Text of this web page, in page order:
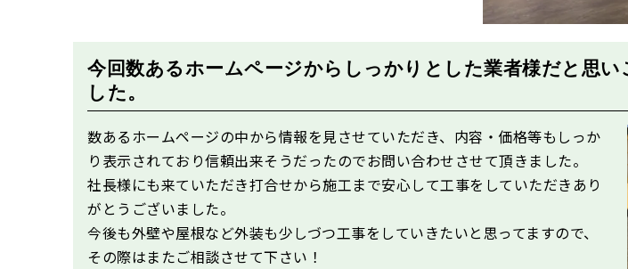
今回数あるホームページからしっかりとした業者様だと思
した。
数あるホームページの中から情報を見させていただき、内容・価格等もしっか
り表示されており信頼出来そうだったのでお問い合わせさせて頂きました。
社長様にも来ていただき打合せから施工まで安心して工事をしていただきあり
がとうございました。
今後も外壁や屋根など外装も少しづつ工事をしていきたいと思ってますので、
その際はまたご相談させて下さい！